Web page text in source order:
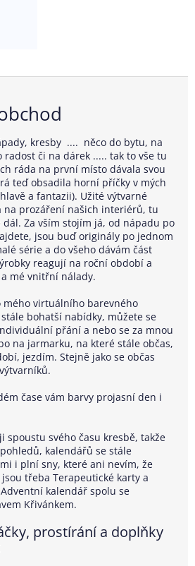
kresby .... něco do bytu, na
či na dárek ..... tak to vše tu
ráda na první místo dávala svou
teď obsadila horní příčky v mých
a fantazii). Užité výtvarné
na prozáření našich interiérů, tu
Za vším stojím já, od nápadu po
jsou buď originály po jednom
série a do všeho dávám část
reagují na roční období a
mé vnitřní nálady.
mého virtuálního barevného
bohatší nabídky, můžete se
přání a nebo se za mnou
na jarmarku, na které stále občas,
jezdím. Stejně jako se občas
čase vám barvy projasní den i
spoustu svého času kresbě, takže
kalendářů se stále
i plní sny, které ani nevím, že
třeba Terapeutické karty a
kalendář spolu se
Křivánkem.
prostírání a doplňky